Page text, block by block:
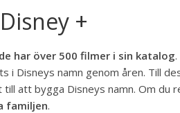
+
har över 500 filmer i sin katalog
i Disneys namn genom åren. Till
att bygga Disneys namn. Om du
familjen.